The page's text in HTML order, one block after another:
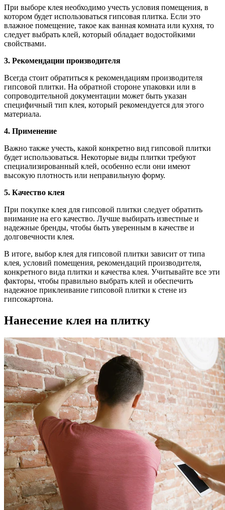
При выборе клея необходимо учесть условия помещения, в
котором будет использоваться гипсовая плитка. Если это
влажное помещение, такое как ванная комната или кухня, то
следует выбрать клей, который обладает водостойкими
свойствами.
3. Рекомендации производителя
Всегда стоит обратиться к рекомендациям производителя
гипсовой плитки. На обратной стороне упаковки или в
сопроводительной документации может быть указан
специфичный тип клея, который рекомендуется для этого
материала.
4. Применение
Важно также учесть, какой конкретно вид гипсовой плитки
будет использоваться. Некоторые виды плитки требуют
специализированный клей, особенно если они имеют
высокую плотность или неправильную форму.
5. Качество клея
При покупке клея для гипсовой плитки следует обратить
внимание на его качество. Лучше выбирать известные и
надежные бренды, чтобы быть уверенным в качестве и
долговечности клея.
В итоге, выбор клея для гипсовой плитки зависит от типа
клея, условий помещения, рекомендаций производителя,
конкретного вида плитки и качества клея. Учитывайте все эти
факторы, чтобы правильно выбрать клей и обеспечить
надежное приклеивание гипсовой плитки к стене из
гипсокартона.
Нанесение клея на плитку